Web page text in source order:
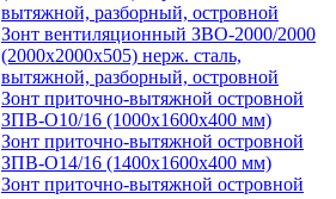
вытяжной, разборный, островной
Зонт вентиляционный ЗВО-2000/2000
(2000х2000х505) нерж. сталь,
вытяжной, разборный, островной
Зонт приточно-вытяжной островной
ЗПВ-О10/16 (1000х1600х400 мм)
Зонт приточно-вытяжной островной
ЗПВ-О14/16 (1400х1600х400 мм)
Зонт приточно-вытяжной островной